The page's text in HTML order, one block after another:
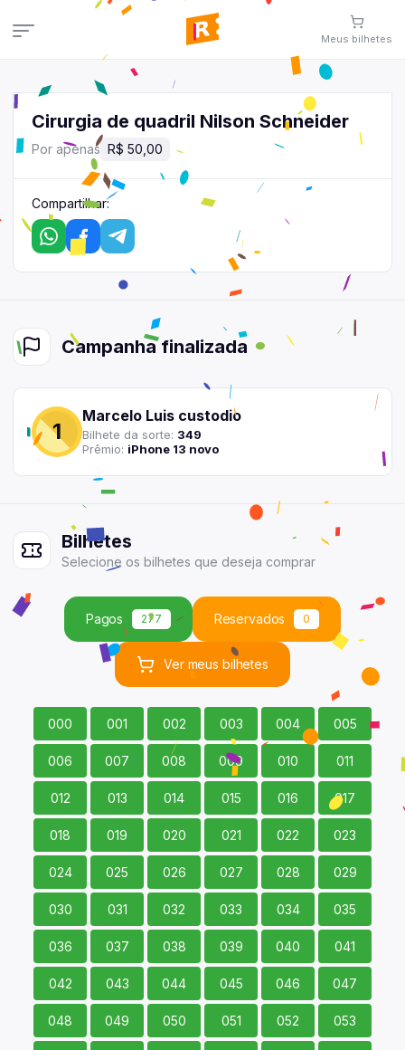
Meus bilhetes
Campanhas
Veja todas as campanhas disponíveis
Consultar pedidos
Veja todos os seus pedidos
Fale conosco pelo WhatsApp
Meus bilhetes
Cirurgia de quadril Nilson Schneider
Por apenas R$ 50,00
Compartilhar:
Campanhafinalizada
1
Marcelo Luis custodio
Bilhete da sorte: 349
Prêmio: iPhone 13 novo
Bilhetes
Selecione os bilhetes que deseja comprar
Pagos 277 Reservados 0
Ver meus bilhetes
000 001 002 003 004 005
006 007 008 009 010 011
012 013 014 015 016 017
018 019 020 021 022 023
024 025 026 027 028 029
030 031 032 033 034 035
036 037 038 039 040 041
042 043 044 045 046 047
048 049 050 051 052 053